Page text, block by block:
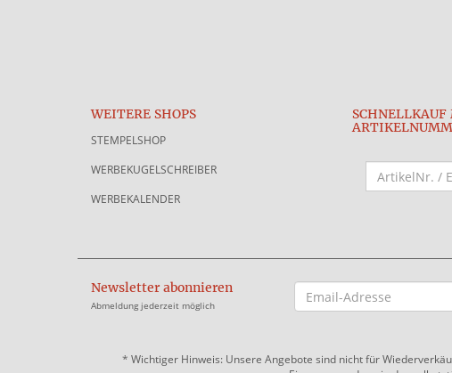
WEITERE SHOPS
STEMPELSHOP
WERBEKUGELSCHREIBER
WERBEKALENDER
Newsletter abonnieren
Abmeldung jederzeit möglich
EMAIL-
ADRESSE
* Wichtiger Hinweis: Unsere Angebote sind nicht für